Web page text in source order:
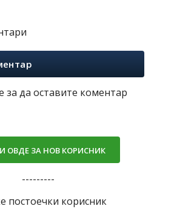
за да оставите коментар
ОВДЕ ЗА НОВ КОРИСНИК
---------
постоечки корисник